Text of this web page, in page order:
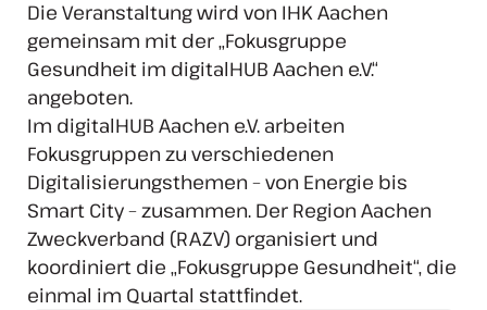
Die Veranstaltung wird von IHK Aachen
gemeinsam mit der „Fokusgruppe
Gesundheit im digitalHUB Aachen e.V.“
angeboten.
Im digitalHUB Aachen e.V. arbeiten
Fokusgruppen zu verschiedenen
Digitalisierungsthemen – von Energie bis
Smart City – zusammen. Der Region Aachen
Zweckverband (RAZV) organisiert und
koordiniert die „Fokusgruppe Gesundheit“, die
einmal im Quartal stattfindet.